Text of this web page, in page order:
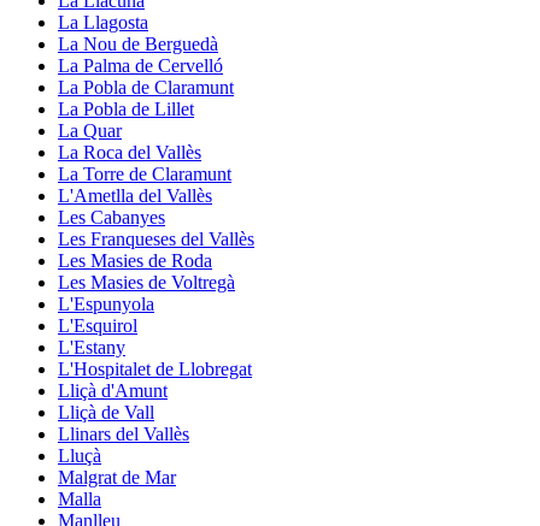
La Llagosta
La Nou de Berguedà
La Palma de Cervelló
La Pobla de Claramunt
La Pobla de Lillet
La Quar
La Roca del Vallès
La Torre de Claramunt
L'Ametlla del Vallès
Les Cabanyes
Les Franqueses del Vallès
Les Masies de Roda
Les Masies de Voltregà
L'Espunyola
L'Esquirol
L'Estany
L'Hospitalet de Llobregat
Lliçà d'Amunt
Lliçà de Vall
Llinars del Vallès
Lluçà
Malgrat de Mar
Malla
Manlleu